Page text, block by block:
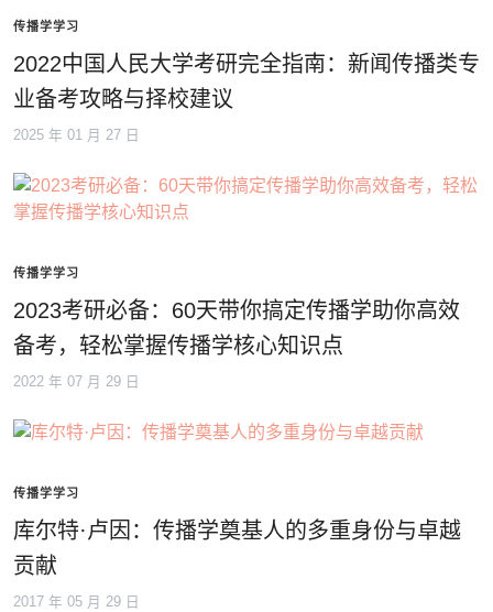
传播学学习
2022中国人民大学考研完全指南：新闻传播类专
业备考攻略与择校建议
2025 年 01 月 27 日
传播学学习
2023考研必备：60天带你搞定传播学助你高效
备考，轻松掌握传播学核心知识点
2022 年 07 月 29 日
传播学学习
库尔特·卢因：传播学奠基人的多重身份与卓越
贡献
2017 年 05 月 29 日